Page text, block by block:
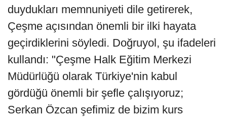
duydukları memnuniyeti dile getirerek,
Çeşme açısından önemli bir ilki hayata
geçirdiklerini söyledi. Doğruyol, şu ifadeleri
kullandı: "Çeşme Halk Eğitim Merkezi
Müdürlüğü olarak Türkiye'nin kabul
gördüğü önemli bir şefle çalışıyoruz;
Serkan Özcan şefimiz de bizim kurs